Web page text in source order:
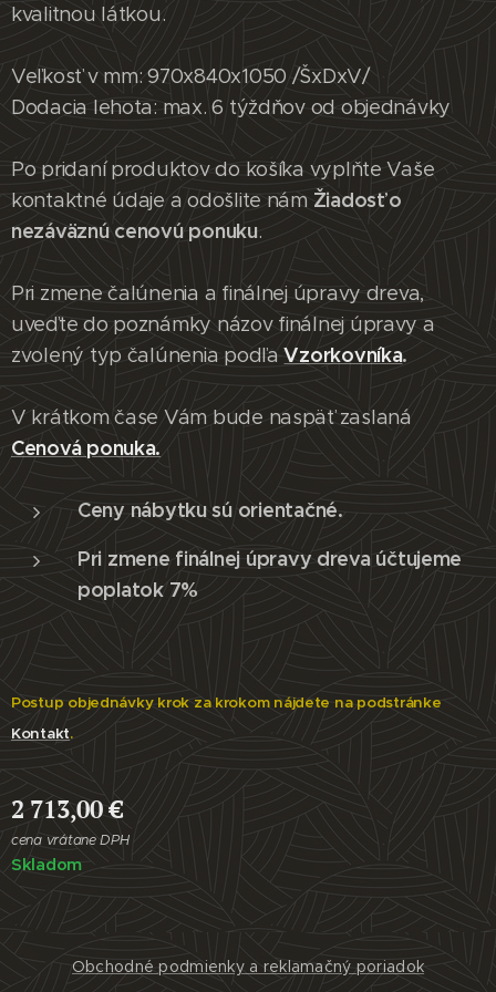
kvalitnou látkou.
Veľkosť v mm: 970x840x1050 /ŠxDxV/
Dodacia lehota: max. 6 týždňov od objednávky
Po pridaní produktov do košíka vyplňte Vaše
kontaktné údaje a odošlite nám Žiadosť o
nezáväznú cenovú ponuku.
Pri zmene čalúnenia a finálnej úpravy dreva,
uveďte do poznámky názov finálnej úpravy a
zvolený typ čalúnenia podľaVzorkovníka.
V krátkom čase Vám bude naspäť zaslaná
Cenová ponuka.
Ceny nábytku sú orientačné.
Pri zmene finálnej úpravy dreva účtujeme
poplatok 7%
Postup objednávky krok za krokom nájdete na podstránke
Kontakt.
2 713,00€
cena vrátane DPH
Skladom
Obchodné podmienky a reklamačný poriadok